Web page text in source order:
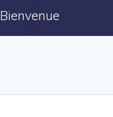
Bienvenue